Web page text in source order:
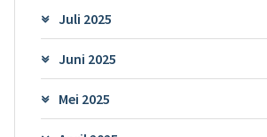
Juli 2025
Juni 2025
Mei 2025